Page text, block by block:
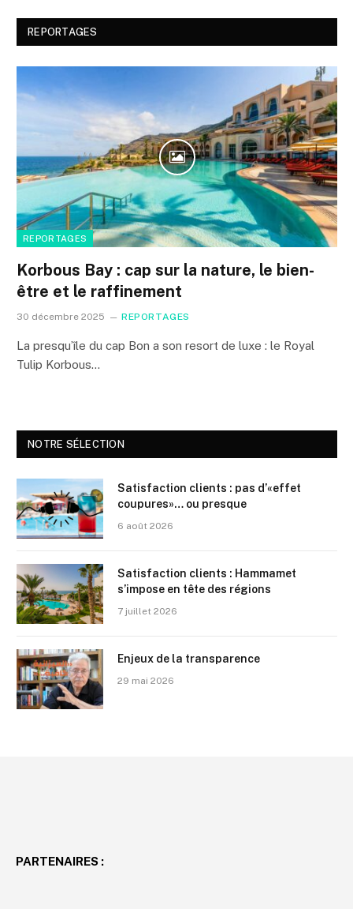
REPORTAGES
REPORTAGES
Korbous Bay : cap sur la nature, le bien-
être et le raffinement
30 décembre 2025 REPORTAGES
La presqu’île du cap Bon a son resort de luxe : le Royal
Tulip Korbous…
NOTRE SÉLECTION
Satisfaction clients : pas d’«effet
coupures»… ou presque
6 août 2026
Satisfaction clients : Hammamet
s’impose en tête des régions
7 juillet 2026
Enjeux de la transparence
29 mai 2026
PARTENAIRES :